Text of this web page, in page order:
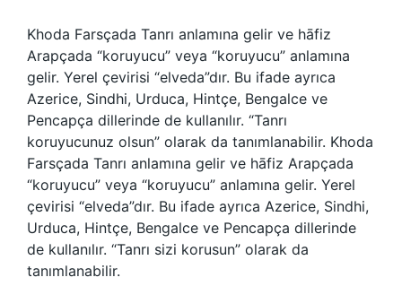
Khoda Farsçada Tanrı anlamına gelir ve hāfiz
Arapçada “koruyucu” veya “koruyucu” anlamına
gelir. Yerel çevirisi “elveda”dır. Bu ifade ayrıca
Azerice, Sindhi, Urduca, Hintçe, Bengalce ve
Pencapça dillerinde de kullanılır. “Tanrı
koruyucunuz olsun” olarak da tanımlanabilir. Khoda
Farsçada Tanrı anlamına gelir ve hāfiz Arapçada
“koruyucu” veya “koruyucu” anlamına gelir. Yerel
çevirisi “elveda”dır. Bu ifade ayrıca Azerice, Sindhi,
Urduca, Hintçe, Bengalce ve Pencapça dillerinde
de kullanılır. “Tanrı sizi korusun” olarak da
tanımlanabilir.